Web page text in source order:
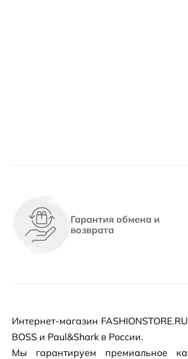
Гарантия обмена и
возврата
Интернет-магазин
BOSS и Paul&Shark в России.
Мы гарантируем премиальное